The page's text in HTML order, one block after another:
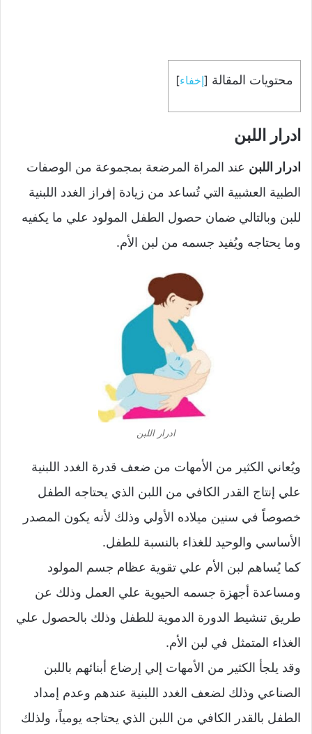
محتويات المقالة [إخفاء]
ادرار اللبن
ادرار اللبن عند المراة المرضعة بمجموعة من الوصفات
الطبية العشبية التي تُساعد من زيادة إفراز الغدد اللبنية
للبن وبالتالي ضمان حصول الطفل المولود علي ما يكفيه
وما يحتاجه ويُفيد جسمه من لبن الأم.
ادرار اللبن
ويُعاني الكثير من الأمهات من ضعف قدرة الغدد اللبنية
علي إنتاج القدر الكافي من اللبن الذي يحتاجه الطفل
خصوصاً في سنين ميلاده الأولي وذلك لأنه يكون المصدر
الأساسي والوحيد للغذاء بالنسبة للطفل.
كما يُساهم لبن الأم علي تقوية عظام جسم المولود
ومساعدة أجهزة جسمه الحيوية علي العمل وذلك عن
طريق تنشيط الدورة الدموية للطفل وذلك بالحصول علي
الغذاء المتمثل في لبن الأم.
وقد يلجأ الكثير من الأمهات إلي إرضاع أبنائهم باللبن
الصناعي وذلك لضعف الغدد اللبنية عندهم وعدم إمداد
الطفل بالقدر الكافي من اللبن الذي يحتاجه يومياً، ولذلك